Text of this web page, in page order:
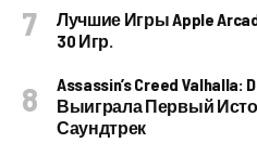
Лучшие Игры Apple
30 Игр.
Assassin’s Creed Valhalla:
Выиграла Первый
Саундтрек